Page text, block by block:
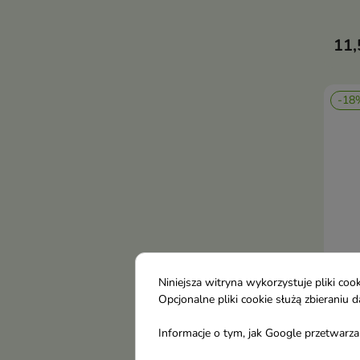
-
Niniejsza witryna wykorzystuje pliki
Opcjonalne pliki cookie służą
Informacje o tym, jak Google